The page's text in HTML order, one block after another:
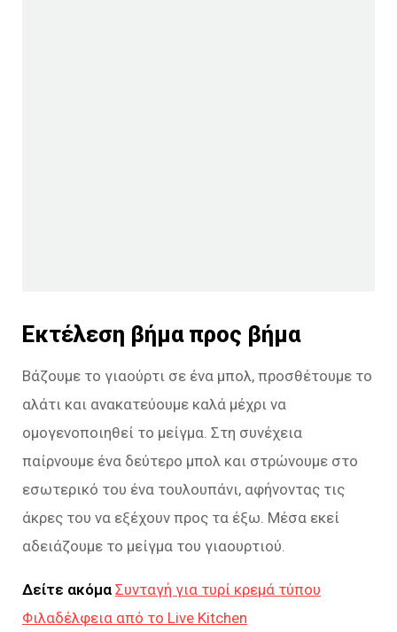
Εκτέλεση βήμα προς βήμα
Βάζουμε το γιαούρτι σε ένα μπολ, προσθέτουμε το
αλάτι και ανακατεύουμε καλά μέχρι να
ομογενοποιηθεί το μείγμα. Στη συνέχεια
παίρνουμε ένα δεύτερο μπολ και στρώνουμε στο
εσωτερικό του ένα τουλουπάνι, αφήνοντας τις
άκρες του να εξέχουν προς τα έξω. Μέσα εκεί
αδειάζουμε το μείγμα του γιαουρτιού.
Δείτε ακόμα Συνταγή για τυρί κρεμά τύπου
Φιλαδέλφεια από το Live Kitchen